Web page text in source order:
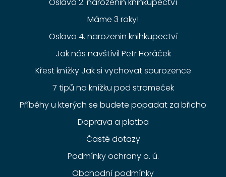
Oslava 2. narozenin knihkupectví
Máme 3 roky!
Oslava 4. narozenin knihkupectví
Jak nás navštívil Petr Horáček
Křest knížky Jak si vychovat sourozence
7 tipů na knížku pod stromeček
Příběhy u kterých se budete popadat za břicho
Doprava a platba
Časté dotazy
Podmínky ochrany o. ú.
Obchodní podmínky